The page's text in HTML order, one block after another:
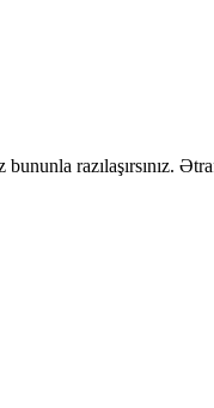
razılaşırsınız.